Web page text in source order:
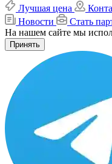
Лучшая цена
Новости
Стать
На нашем сайте мы
Принять